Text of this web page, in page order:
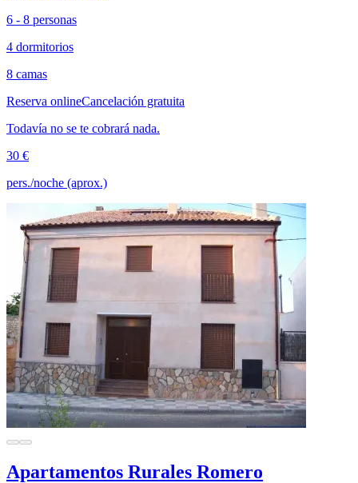
6 - 8 personas
4 dormitorios
8 camas
Reserva onlineCancelación gratuita
Todavía no se te cobrará nada.
30 €
pers./noche (aprox.)
Apartamentos Rurales Romero